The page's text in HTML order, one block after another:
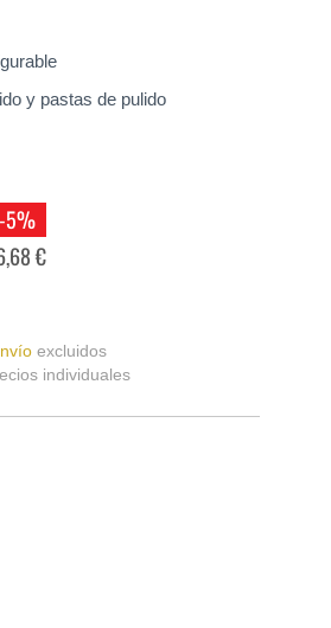
y pastas de pulido
-5%
€
excluidos
individuales